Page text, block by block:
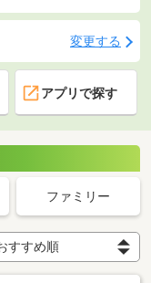
変更する
アプリで探す
ファミリー